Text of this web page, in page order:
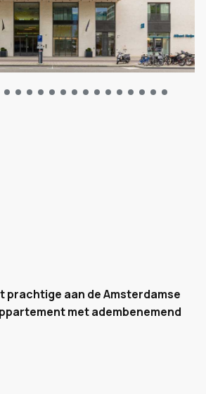
prachtige aan de Amsterdamse
met adembenemend